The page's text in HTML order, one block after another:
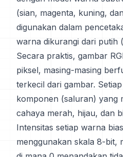
(sian, magenta, kuning,
digunakan dalam
warna dikurangi dari putih
Secara praktis, gambar
piksel, masing-masing
terkecil dari gambar.
komponen (saluran) yang
cahaya merah, hijau, dan
Intensitas setiap warna
menggunakan skala 8-bit,